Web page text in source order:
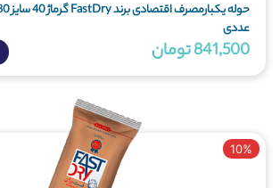
عددی
841,500 تومان
10%